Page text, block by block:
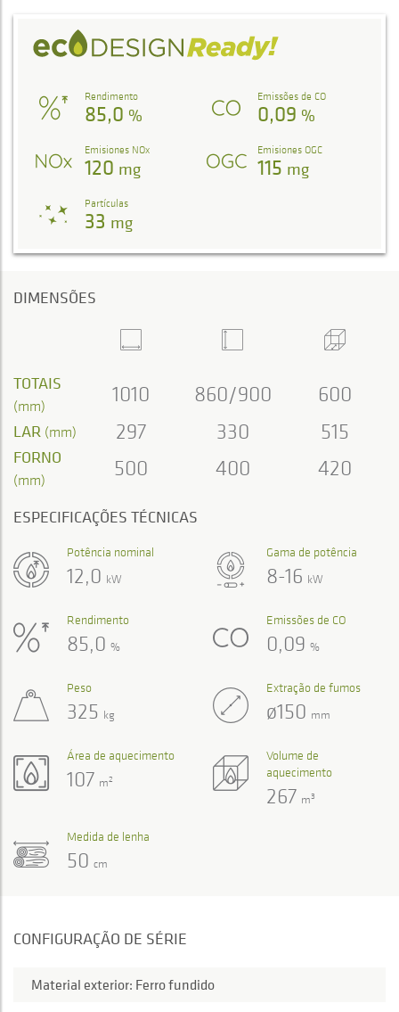
Rendimento
85,0 %
Emissões de CO
0,09 %
Emisiones NOx
120 mg
Emisiones OGC
115 mg
Partículas
33 mg
DIMENSÕES
TOTAIS
(mm) 1010 860/900 600
LAR (mm) 297 330 515
FORNO
(mm) 500 400 420
ESPECIFICAÇÕES TÉCNICAS
Gama de potência
8-16 kW
Potência nominal
12,0 kW
Rendimento
85,0 %
Emissões de CO
0,09 %
Volume de
aquecimento
267 m3
Área de aquecimento
107 m2
Peso
325 kg
Extração de fumos
ø150 mm
Medida de lenha
50 cm
CONFIGURAÇÃO DE SÉRIE
Material exterior: Ferro fundido